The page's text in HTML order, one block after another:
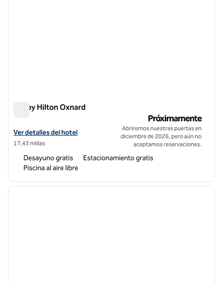
Tru by Hilton Oxnard
Ver detalles del hotel Tru by Hilton Oxnard
Ver detalles del hotel
17,43 millas
Próximamente
Abriremos nuestras puertas en
diciembre de 2026, pero aún no
aceptamos reservaciones.
Desayuno gratis
Estacionamiento gratis
Piscina al aire libre
1 de 12